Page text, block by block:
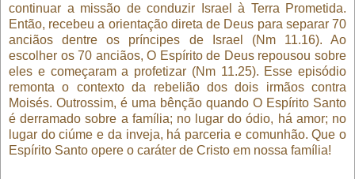
continuar a missão de conduzir Israel à Terra Prometida.
Então, recebeu a orientação direta de Deus para separar 70
anciãos dentre os príncipes de Israel (Nm 11.16). Ao
escolher os 70 anciãos, O Espírito de Deus repousou sobre
eles e começaram a profetizar (Nm 11.25). Esse episódio
remonta o contexto da rebelião dos dois irmãos contra
Moisés. Outrossim, é uma bênção quando O Espírito Santo
é derramado sobre a família; no lugar do ódio, há amor; no
lugar do ciúme e da inveja, há parceria e comunhão. Que o
Espírito Santo opere o caráter de Cristo em nossa família!